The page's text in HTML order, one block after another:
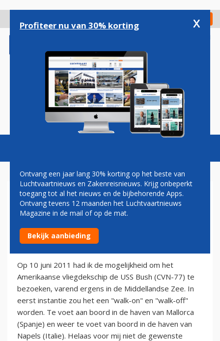
gaan
Check in
Magazine Podcasts Vacatures
JORIS VAN BOVEN:
GECONTROLEERDE CRASH
15 augustus 2011
Op 10 juni 2011 had ik de mogelijkheid om het
Amerikaanse vliegdekschip de USS Bush (CVN-77) te
bezoeken, varend ergens in de Middellandse Zee. In
eerst instantie zou het een "walk-on" en "walk-off"
worden. Te voet aan boord in de haven van Mallorca
(Spanje) en weer te voet van boord in de haven van
Napels (Italie). Helaas voor mij niet de gewenste
Profiteer nu van 30% korting x
Ontvang een jaar lang 30% korting op het beste van
Luchtvaartnieuws en Zakenreisnieuws. Krijg onbeperkt
toegang tot al het nieuws en de bijbehorende Apps.
Ontvang tevens 12 maanden het Luchtvaartnieuws
Magazine in de mail of op de mat.
Bekijk aanbieding